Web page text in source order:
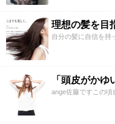
理想の髪を目
自分の髪に自信を持
ange佐藤ですこの頃